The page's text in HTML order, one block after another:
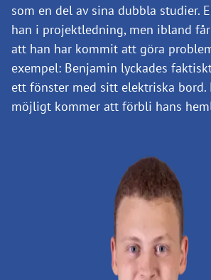
som en del av sina dubbla studier.
han i projektledning, men ibland
att han har kommit att göra
exempel: Benjamin lyckades
ett fönster med sitt elektriska bord.
möjligt kommer att förbli hans